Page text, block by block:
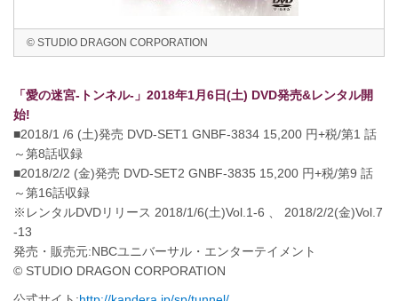
© STUDIO DRAGON CORPORATION
「愛の迷宮‐トンネル‐」2018年1月6日(土) DVD発売&レンタル開
始!
■2018/1 /6 (土)発売 DVD-SET1 GNBF-3834 15,200 円+税/第1 話
～第8話収録
■2018/2/2 (金)発売 DVD-SET2 GNBF-3835 15,200 円+税/第9 話
～第16話収録
※レンタルDVDリリース 2018/1/6(土)Vol.1-6 、 2018/2/2(金)Vol.7
-13
発売・販売元:NBCユニバーサル・エンターテイメント
© STUDIO DRAGON CORPORATION